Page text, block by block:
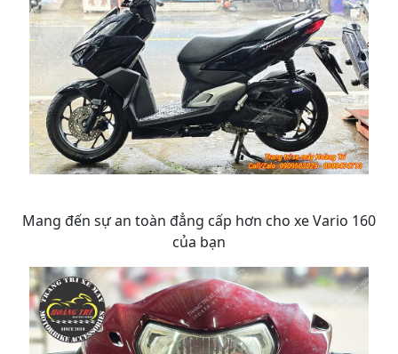
Mang đến sự an toàn đẳng cấp hơn cho xe Vario 160
của bạn